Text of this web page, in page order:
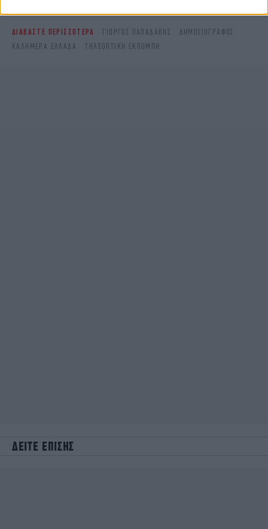
ΔΙΑΒΑΣΤΕ ΠΕΡΙΣΣΟΤΕΡΑ ΓΙΏΡΓΟΣ ΠΑΠΑΔΆΚΗΣ
ΔΗΜΟΣΙΟΓΡΆΦΟΣ
ΚΑΛΗΜΈΡΑ ΕΛΛΆΔΑ
ΤΗΛΕΟΠΤΙΚΉ ΕΚΠΟΜΠΉ
ΔΕΙΤΕ ΕΠΙΣΗΣ